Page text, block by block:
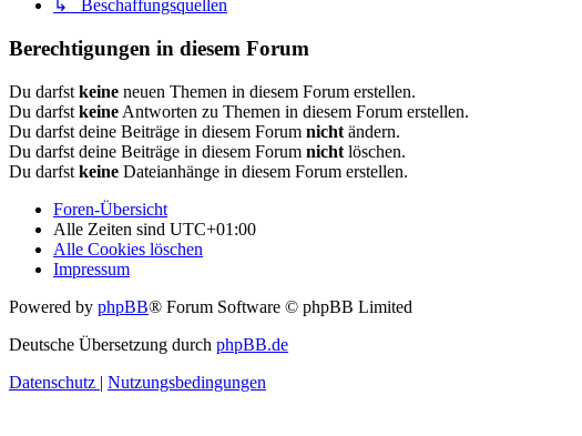
↳ Beschaffungsquellen
Berechtigungen in diesem Forum
Du darfst keine neuen Themen in diesem Forum erstellen.
Du darfst keine Antworten zu Themen in diesem Forum erstellen.
Du darfst deine Beiträge in diesem Forum nicht ändern.
Du darfst deine Beiträge in diesem Forum nicht löschen.
Du darfst keine Dateianhänge in diesem Forum erstellen.
Foren-Übersicht
Alle Zeiten sind UTC+01:00
Alle Cookies löschen
Impressum
Powered by phpBB® Forum Software © phpBB Limited
Deutsche Übersetzung durch phpBB.de
Datenschutz | Nutzungsbedingungen